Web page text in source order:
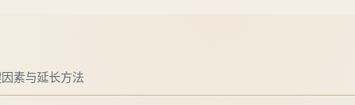
素与延长方法